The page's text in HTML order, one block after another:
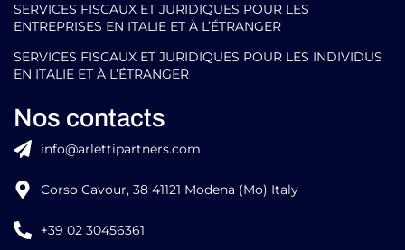
SERVICES FISCAUX ET JURIDIQUES POUR LES
ENTREPRISES EN ITALIE ET À L’ÉTRANGER
SERVICES FISCAUX ET JURIDIQUES POUR LES INDIVIDUS
EN ITALIE ET À L’ÉTRANGER
Nos contacts
info@arlettipartners.com
Corso Cavour, 38 41121 Modena (Mo) Italy
+39 02 30456361